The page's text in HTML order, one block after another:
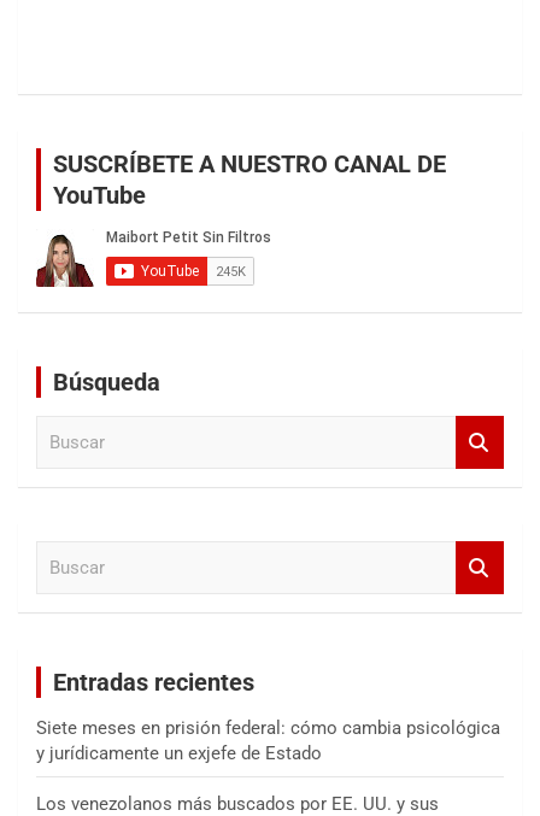
SUSCRÍBETE A NUESTRO CANAL DE
YouTube
Búsqueda
Entradas recientes
Siete meses en prisión federal: cómo cambia psicológica
y jurídicamente un exjefe de Estado
Los venezolanos más buscados por EE. UU. y sus